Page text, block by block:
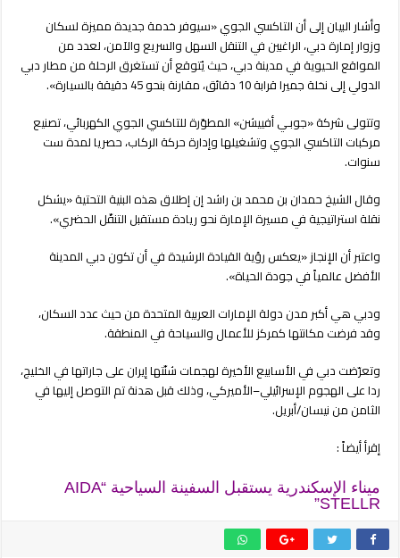
وأشار البيان إلى أن التاكسي الجوي «سيوفر خدمة جديدة مميزة لسكان
وزوار إمارة دبي، الراغبين في التنقل السهل والسريع والآمن، لعدد من
المواقع الحيوية في مدينة دبي، حيث يُتوقع أن تستغرق الرحلة من مطار دبي
الدولي إلى نخلة جميرا قرابة 10 دقائق، مقارنة بنحو 45 دقيقة بالسيارة».
وتتولى شركة «جوبـي أفييشن» المطوّرة للتاكسي الجوي الكهربائي، تصنيع
مركبات التاكسي الجوي وتشغيلها وإدارة حركة الركاب، حصريا لمدة ست
سنوات.
وقال الشيخ حمدان بن محمد بن راشد إن إطلاق هذه البنية التحتية «يشكل
نقلة استراتيجية في مسيرة الإمارة نحو ريادة مستقبل التنقّل الحضري».
واعتبر أن الإنجاز «يعكس رؤية القيادة الرشيدة في أن تكون دبي المدينة
الأفضل عالمياً في جودة الحياة».
ودبي هي أكبر مدن دولة الإمارات العربية المتحدة من حيث عدد السكان،
وقد فرضت مكانتها كمركز للأعمال والسياحة في المنطقة.
وتعرّضت دبي في الأسابيع الأخيرة لهجمات شنّتها إيران على جاراتها في الخليج،
ردا على الهجوم الإسرائيلي–الأميركي، وذلك قبل هدنة تم التوصل إليها في
الثامن من نيسان/أبريل.
إقرأ أيضاً :
ميناء الإسكندرية يستقبل السفينة السياحية “AIDA
STELLR”